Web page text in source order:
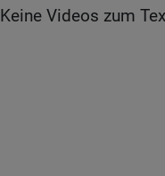
Keine Videos zum